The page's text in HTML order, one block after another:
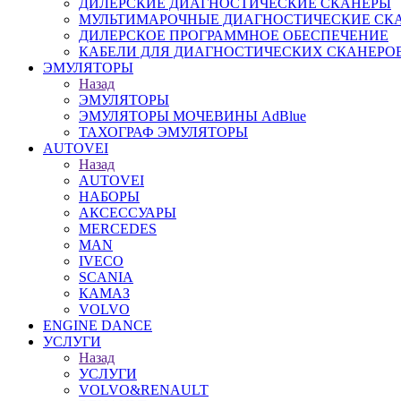
ДИЛЕРСКИЕ ДИАГНОСТИЧЕСКИЕ СКАНЕРЫ
МУЛЬТИМАРОЧНЫЕ ДИАГНОСТИЧЕСКИЕ
ДИЛЕРСКОЕ ПРОГРАММНОЕ ОБЕСПЕЧЕНИЕ
КАБЕЛИ ДЛЯ ДИАГНОСТИЧЕСКИХ
ЭМУЛЯТОРЫ
Назад
ЭМУЛЯТОРЫ
ЭМУЛЯТОРЫ МОЧЕВИНЫ АdBlue
ТАХОГРАФ ЭМУЛЯТОРЫ
AUTOVEI
Назад
AUTOVEI
НАБОРЫ
АКСЕССУАРЫ
MERCEDES
MAN
IVECO
SCANIA
КАМАЗ
VOLVO
ENGINE DANCE
УСЛУГИ
Назад
УСЛУГИ
VOLVO&RENAULT